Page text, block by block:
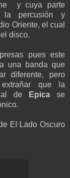
y cuya parte
la percusión y
Oriente, el cual
disco.
pues este
una banda que
diferente, pero
que la
de
Epica se
El Lado Oscuro